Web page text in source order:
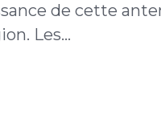
de cette
Les…